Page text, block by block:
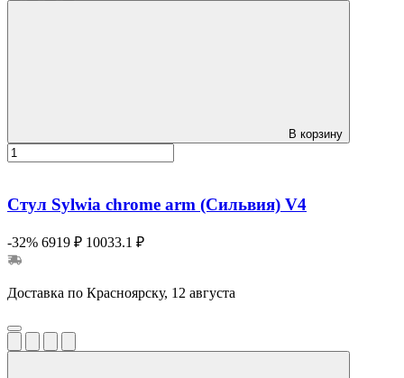
В корзину
Стул Sylwia chrome arm (Сильвия) V4
-32% 6919 ₽ 10033.1 ₽
Доставка по Красноярску, 12 августа